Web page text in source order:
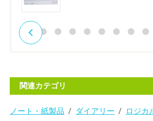
関連カテゴリ
ノート・紙製品 ダイアリー ロジカ